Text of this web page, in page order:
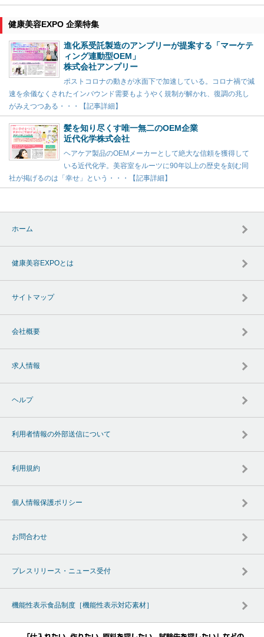
健康美容EXPO 企業特集
進化系受託製造のアンプリーが提案する「マーケテ
ィング連動型OEM」
株式会社アンプリー
ポストコロナの動きが水面下で加速している。コロナ禍で減
速を余儀なくされたインバウンド需要もようやく規制が解かれ、復調の兆し
がみえつつある・・・【記事詳細】
髪を知り尽くす唯一無二のOEM企業
近代化学株式会社
ヘアケア製品のOEMメーカーとして絶大な信頼を獲得して
いる近代化学。美容室をルーツに90年以上の歴史を刻む同
社が掲げるのは「幸せ」という・・・【記事詳細】
ホーム
健康美容EXPOとは
サイトマップ
会社概要
求人情報
ヘルプ
利用者情報の外部送信について
利用規約
個人情報保護ポリシー
お問合わせ
プレスリリース・ニュース受付
機能性表示食品制度［機能性表示対応素材］